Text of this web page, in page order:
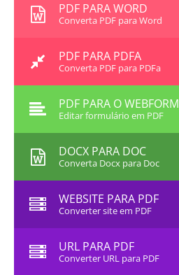
PDF PARA WORD
Converta PDF para Word
PDF PARA PDFA
Converta PDF para PDFa
PDF PARA O WEBFORM
Editar formulário em PDF
DOCX PARA DOC
Converta Docx para Doc
WEBSITE PARA PDF
Converter site em PDF
URL PARA PDF
Converter URL para PDF